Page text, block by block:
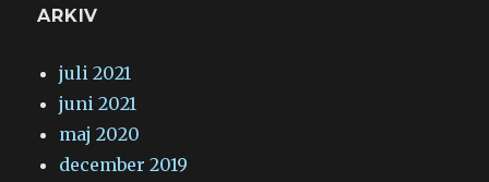
ARKIV
juli 2021
juni 2021
maj 2020
december 2019